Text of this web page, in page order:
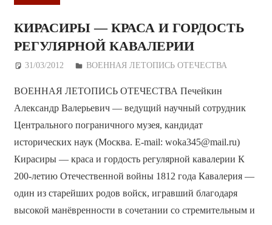
КИРАСИРЫ — КРАСА И ГОРДОСТЬ
РЕГУЛЯРНОЙ КАВАЛЕРИИ
31/03/2012 Дежурный по Редакции
ВОЕННАЯ ЛЕТОПИСЬ ОТЕЧЕСТВА
ВОЕННАЯ ЛЕТОПИСЬ ОТЕЧЕСТВА Печейкин
Александр Валерьевич — ведущий научный сотрудник
Центрального пограничного музея, кандидат
исторических наук (Москва. E-mail: woka345@mail.ru)
Кирасиры — краса и гордость регулярной кавалерии К
200-летию Отечественной войны 1812 года Кавалерия —
один из старейших родов войск, игравший благодаря
высокой манёвренности в сочетании со стремительным и